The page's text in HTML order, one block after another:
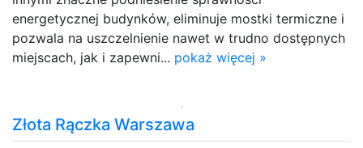
energetycznej budynków, eliminuje mostki termiczne i
pozwala na uszczelnienie nawet w trudno dostępnych
miejscach, jak i zapewni... pokaż więcej »
Złota Rączka Warszawa